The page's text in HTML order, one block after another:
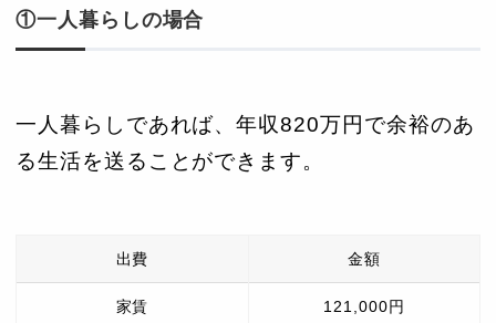
①一人暮らしの場合
一人暮らしであれば、年収820万円で余裕のあ
る生活を送ることができます。
出費 金額
家賃 121,000円